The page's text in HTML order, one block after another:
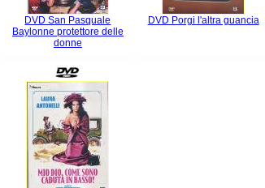
DVD San Pasquale
Baylonne protettore delle
donne
DVD Porgi l'altra guancia